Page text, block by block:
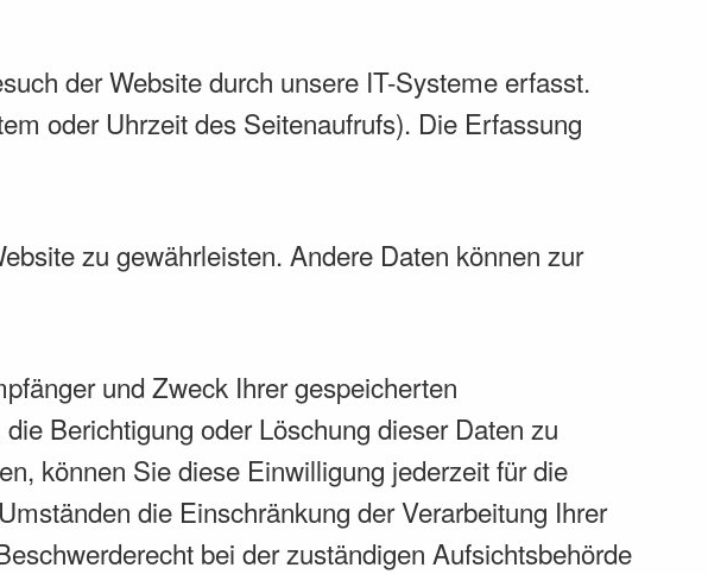
der Website durch unsere IT-Systeme erfasst.
oder Uhrzeit des Seitenaufrufs). Die Erfassung
zu gewährleisten. Andere Daten können zur
und Zweck Ihrer gespeicherten
Berichtigung oder Löschung dieser Daten zu
können Sie diese Einwilligung jederzeit für die
die Einschränkung der Verarbeitung Ihrer
bei der zuständigen Aufsichtsbehörde